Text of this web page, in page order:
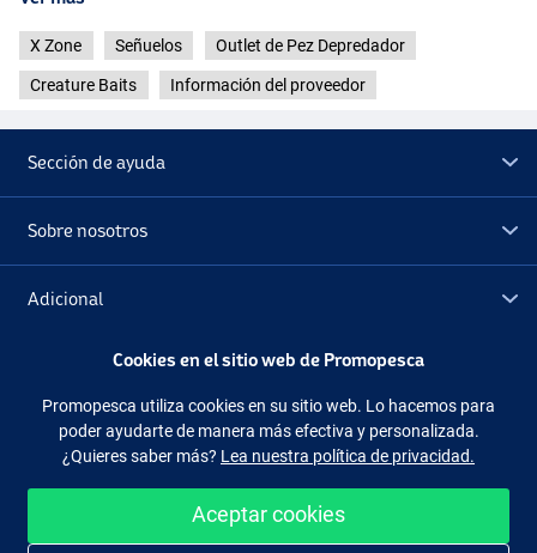
X Zone Señuelos Outlet de Pez Depredador
Creature Baits Información del proveedor
Sección de ayuda
Sobre nosotros
Adicional
Síguenos Facebook Instagram
Cookies en el sitio web de Promopesca
Promopesca utiliza cookies en su sitio web. Lo hacemos para
poder ayudarte de manera más efectiva y personalizada.
¿Quieres saber más? Lea nuestra política de privacidad.
Aceptar cookies